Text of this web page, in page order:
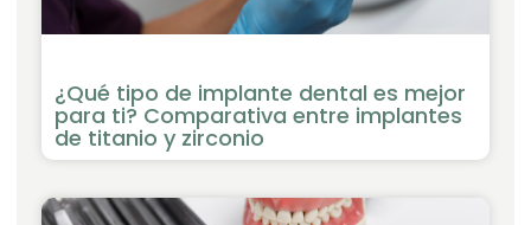
¿Qué tipo de implante dental es mejor
para ti? Comparativa entre implantes
de titanio y zirconio